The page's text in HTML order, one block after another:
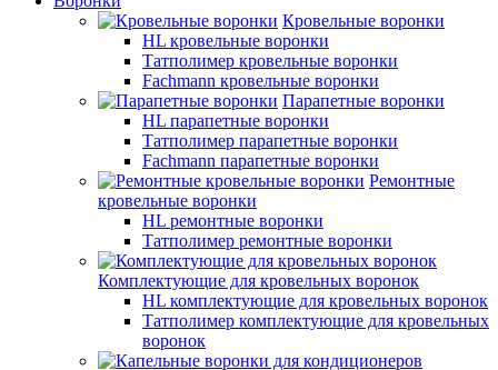
Кровельные воронки
HL кровельные воронки
Татполимер кровельные воронки
Fachmann кровельные воронки
Парапетные воронки
HL парапетные воронки
Татполимер парапетные воронки
Fachmann парапетные воронки
Ремонтные
кровельные воронки
HL ремонтные воронки
Татполимер ремонтные воронки
Комплектующие для кровельных воронок
HL комплектующие для кровельных воронок
Татполимер комплектующие для кровельных
воронок